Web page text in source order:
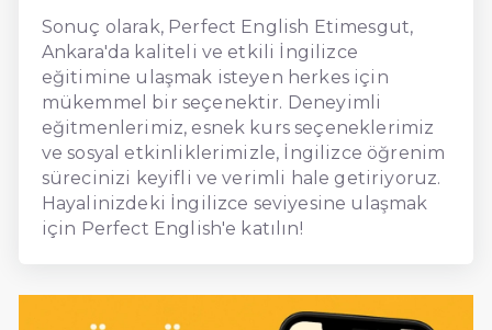
Sonuç olarak, Perfect English Etimesgut,
Ankara'da kaliteli ve etkili İngilizce
eğitimine ulaşmak isteyen herkes için
mükemmel bir seçenektir. Deneyimli
eğitmenlerimiz, esnek kurs seçeneklerimiz
ve sosyal etkinliklerimizle, İngilizce öğrenim
sürecinizi keyifli ve verimli hale getiriyoruz.
Hayalinizdeki İngilizce seviyesine ulaşmak
için Perfect English'e katılın!